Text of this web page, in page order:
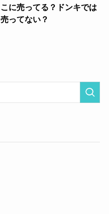
こに売ってる？ドンキでは
売ってない？